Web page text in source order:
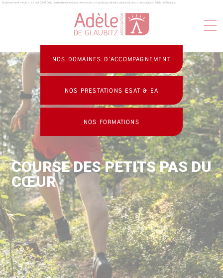
Panneau de gestion des cookies
Établissement médico-social, ESAT, EA & formation continue : Association handicap, enfants, adultes & personnes âgées - Adèle de Glaubitz
NOS DOMAINES D’ACCOMPAGNEMENT
NOS PRESTATIONS ESAT & EA
NOS FORMATIONS
COURSE DES PETITS PAS DU
CŒUR